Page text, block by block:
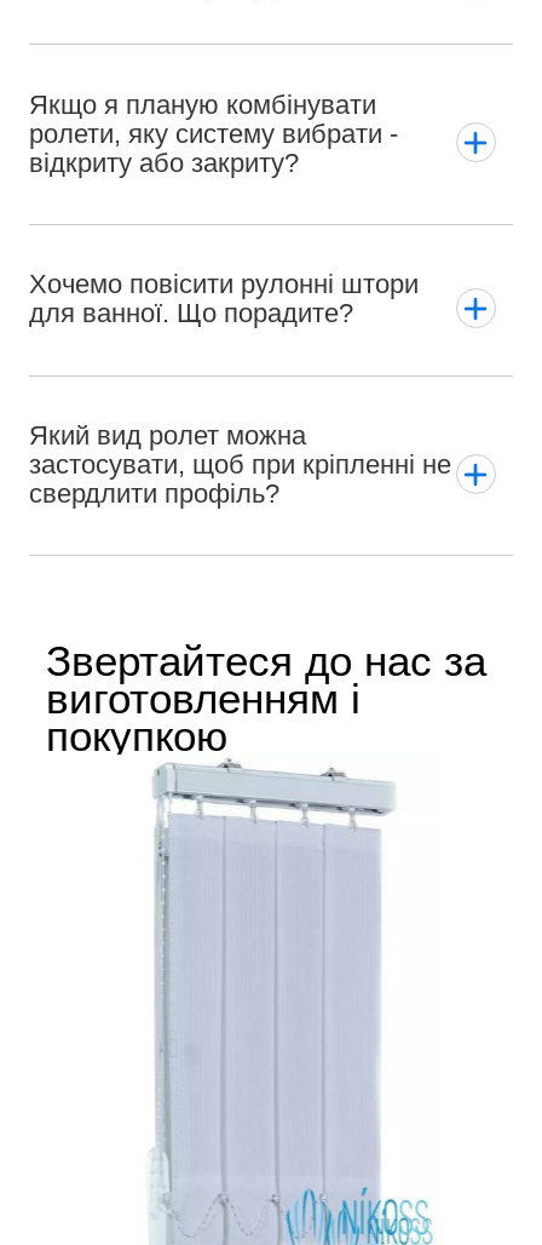
Якщо я планую комбінувати
ролети, яку систему вибрати -
відкриту або закриту?
Хочемо повісити рулонні штори
для ванної. Що порадите?
Який вид ролет можна
застосувати, щоб при кріпленні не
свердлити профіль?
Звертайтеся до нас за
виготовленням і
покупкою